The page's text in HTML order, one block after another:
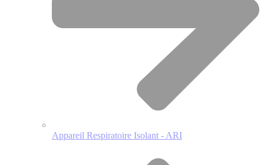
Appareil Respiratoire Isolant - ARI